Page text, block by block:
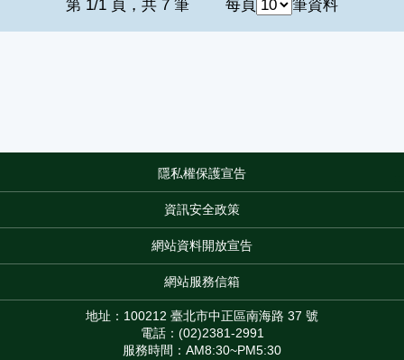
第 1/1 頁，共 7 筆 每頁 筆資料
隱私權保護宣告
資訊安全政策
網站資料開放宣告
網站服務信箱
地址：100212 臺北市中正區南海路 37 號
電話：(02)2381-2991
服務時間：AM8:30~PM5:30